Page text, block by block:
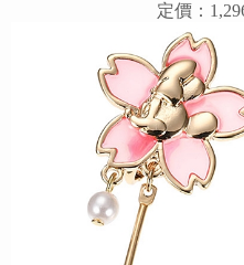
定價：